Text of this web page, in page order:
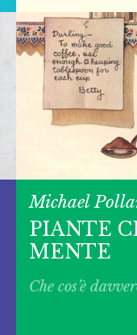
Michael
PIANTE
MENTE
Che cos’è